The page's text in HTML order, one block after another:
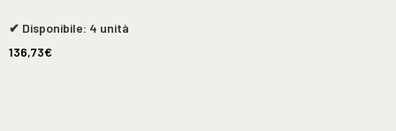
✔ Disponibile: 4 unità
136,73€